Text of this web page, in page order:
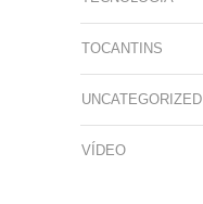
TOCANTINS
UNCATEGORIZED
VÍDEO